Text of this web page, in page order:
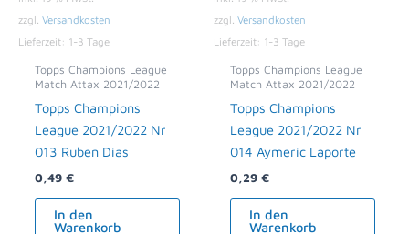
zzgl. Versandkosten
Lieferzeit: 1-3 Tage
Topps Champions League
Match Attax 2021/2022
Topps Champions
League 2021/2022 Nr
013 Ruben Dias
0,49 €
In den
Warenkorb
zzgl. Versandkosten
Lieferzeit: 1-3 Tage
Topps Champions League
Match Attax 2021/2022
Topps Champions
League 2021/2022 Nr
014 Aymeric Laporte
0,29 €
In den
Warenkorb